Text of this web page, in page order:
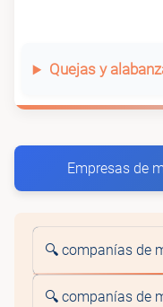
Quejas y
Empresas de
🔍 companías de
🔍 companías de